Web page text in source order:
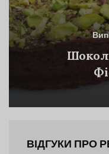
ВІДГУКИ ПРО